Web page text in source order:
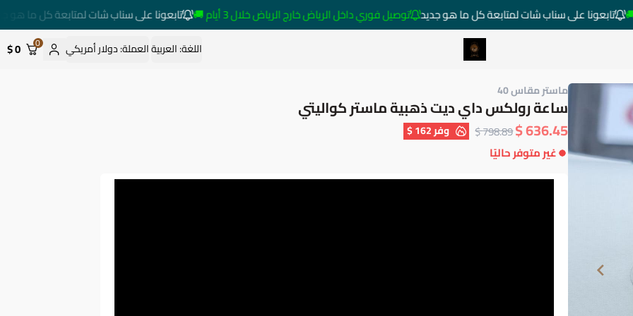
تابعونا على سناب شات لمتابعة كل ما هو جديد توصيل فوري داخل الرياض خارج الرياض خلال 3 أيام 🚚 تابعونا على سناب شات لمتابعة كل ما هو
متجر ساعات رومانس اللغة:العربيةالعملة:دولار أمريكي 0
0 $
ماستر مقاس 40
ساعة رولكس داي ديت ذهبية ماستر كواليتي
636.45 $
798.89 $ وفر162 $
غير متوفر حاليًا